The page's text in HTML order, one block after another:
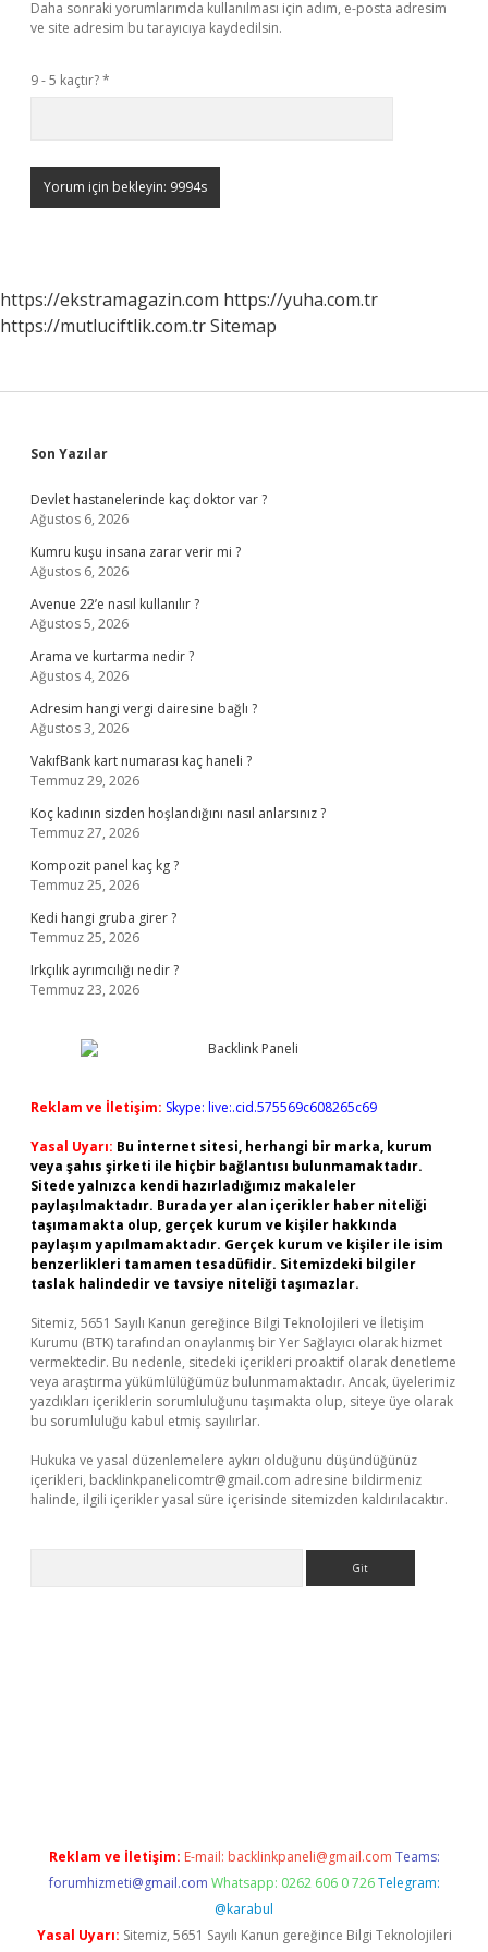
Daha sonraki yorumlarımda kullanılması için adım, e-posta adresim
ve site adresim bu tarayıcıya kaydedilsin.
9 - 5 kaçtır?*
https://ekstramagazin.com https://yuha.com.tr
https://mutluciftlik.com.trSitemap
Sidebar
Son Yazılar
Devlet hastanelerinde kaç doktor var ?
Ağustos 6, 2026
Kumru kuşu insana zarar verir mi ?
Ağustos 6, 2026
Avenue 22’e nasıl kullanılır ?
Ağustos 5, 2026
Arama ve kurtarma nedir ?
Ağustos 4, 2026
Adresim hangi vergi dairesine bağlı ?
Ağustos 3, 2026
VakıfBank kart numarası kaç haneli ?
Temmuz 29, 2026
Koç kadının sizden hoşlandığını nasıl anlarsınız ?
Temmuz 27, 2026
Kompozit panel kaç kg ?
Temmuz 25, 2026
Kedi hangi gruba girer ?
Temmuz 25, 2026
Irkçılık ayrımcılığı nedir ?
Temmuz 23, 2026
Reklam ve İletişim: Skype: live:.cid.575569c608265c69
Yasal Uyarı: Bu internet sitesi, herhangi bir marka, kurum
veya şahıs şirketi ile hiçbir bağlantısı bulunmamaktadır.
Sitede yalnızca kendi hazırladığımız makaleler
paylaşılmaktadır. Burada yer alan içerikler haber niteliği
taşımamakta olup, gerçek kurum ve kişiler hakkında
paylaşım yapılmamaktadır. Gerçek kurum ve kişiler ile isim
benzerlikleri tamamen tesadüfidir. Sitemizdeki bilgiler
taslak halindedir ve tavsiye niteliği taşımazlar.
Sitemiz, 5651 Sayılı Kanun gereğince Bilgi Teknolojileri ve İletişim
Kurumu (BTK) tarafından onaylanmış bir Yer Sağlayıcı olarak hizmet
vermektedir. Bu nedenle, sitedeki içerikleri proaktif olarak denetleme
veya araştırma yükümlülüğümüz bulunmamaktadır. Ancak, üyelerimiz
yazdıkları içeriklerin sorumluluğunu taşımakta olup, siteye üye olarak
bu sorumluluğu kabul etmiş sayılırlar.
Hukuka ve yasal düzenlemelere aykırı olduğunu düşündüğünüz
içerikleri, backlinkpanelicomtr@gmail.com adresine bildirmeniz
halinde, ilgili içerikler yasal süre içerisinde sitemizden kaldırılacaktır.
Reklam ve İletişim: E-mail: backlinkpaneli@gmail.com Teams:
forumhizmeti@gmail.com Whatsapp: 0262 606 0 726 Telegram:
@karabul
Yasal Uyarı: Sitemiz, 5651 Sayılı Kanun gereğince Bilgi Teknolojileri